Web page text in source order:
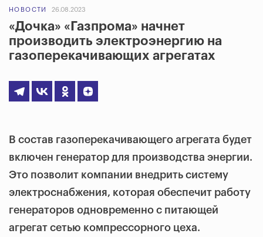
НОВОСТИ 26.08.2023
«Дочка» «Газпрома» начнет
производить электроэнергию на
газоперекачивающих агрегатах
В состав газоперекачивающего агрегата будет
включен генератор для производства энергии.
Это позволит компании внедрить систему
электроснабжения, которая обеспечит работу
генераторов одновременно с питающей
агрегат сетью компрессорного цеха.